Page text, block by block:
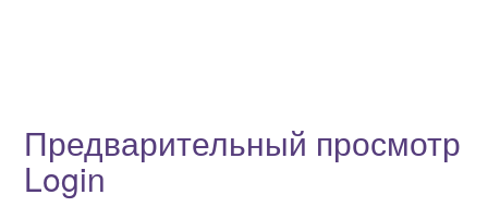
Предварительный просмотр
Login